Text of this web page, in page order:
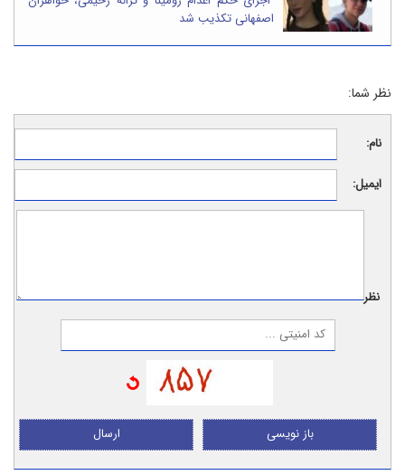
اصفهانی تکذیب شد
نظر شما:
نام:
ایمیل:
نظر:
ارسال باز نویسی